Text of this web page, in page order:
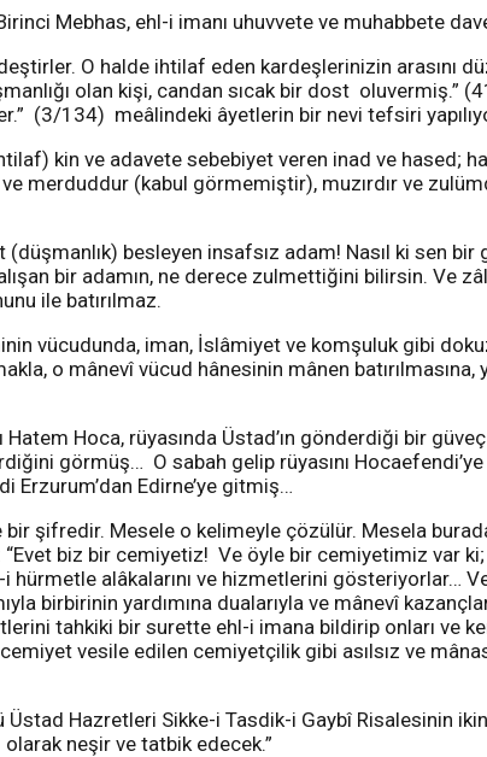
Mebhas, ehl-i imanı uhuvvete ve muhabbete
O halde ihtilaf eden kardeşlerinizin arasını
olan kişi, candan sıcak bir dost oluvermiş.”
(3/134) meâlindeki âyetlerin bir nevi tefsiri
kin ve adavete sebebiyet veren inad ve hased;
merduddur (kabul görmemiştir), muzırdır ve
besleyen insafsız adam! Nasıl ki sen
bir adamın, ne derece zulmettiğini bilirsin. Ve
ile batırılmaz.
vücudunda, iman, İslâmiyet ve komşuluk gibi
o mânevî vücud hânesinin mânen
Hoca, rüyasında Üstad’ın gönderdiği bir
görmüş… O sabah gelip rüyasını
Erzurum’dan Edirne’ye gitmiş…
şifredir. Mesele o kelimeyle çözülür. Mesela
biz bir cemiyetiz! Ve öyle bir cemiyetimiz var
alâkalarını ve hizmetlerini gösteriyorlar… Ve
birbirinin yardımına dualarıyla ve mânevî
tahkiki bir surette ehl-i imana bildirip onları ve
vesile edilen cemiyetçilik gibi asılsız ve
Hazretleri Sikke-i Tasdik-i Gaybî Risalesinin
olarak neşir ve tatbik edecek.”